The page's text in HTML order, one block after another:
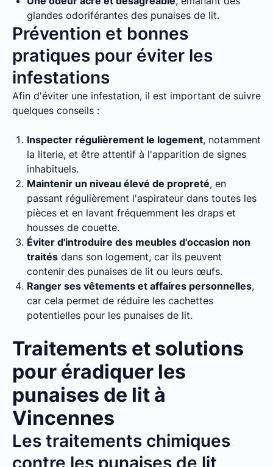
glandes odoriférantes des punaises de lit.
Prévention et bonnes
pratiques pour éviter les
infestations
Afin d'éviter une infestation, il est important de suivre
quelques conseils :
Inspecter régulièrement le logement, notamment
la literie, et être attentif à l'apparition de signes
inhabituels.
Maintenir un niveau élevé de propreté, en
passant régulièrement l'aspirateur dans toutes les
pièces et en lavant fréquemment les draps et
housses de couette.
Éviter d'introduire des meubles d'occasion non
traités dans son logement, car ils peuvent
contenir des punaises de lit ou leurs œufs.
Ranger ses vêtements et affaires personnelles,
car cela permet de réduire les cachettes
potentielles pour les punaises de lit.
Traitements et solutions
pour éradiquer les
punaises de lit à
Vincennes
Les traitements chimiques
contre les punaises de lit